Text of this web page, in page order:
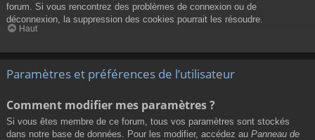
forum. Si vous rencontrez des problèmes de connexion ou de
déconnexion, la suppression des cookies pourrait les résoudre.
Haut
Paramètres et préférences de l’utilisateur
Comment modifier mes paramètres ?
Si vous êtes membre de ce forum, tous vos paramètres sont stockés
dans notre base de données. Pour les modifier, accédez au Panneau de